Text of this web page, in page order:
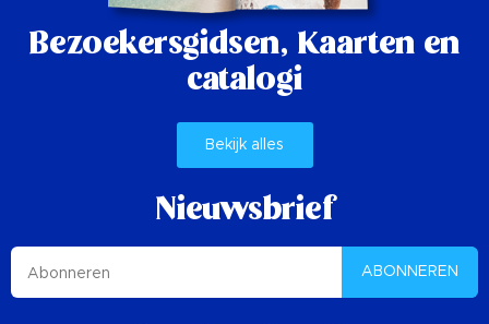
Bezoekersgidsen, Kaarten en
catalogi
Bekijk alles
Nieuwsbrief
ABONNEREN